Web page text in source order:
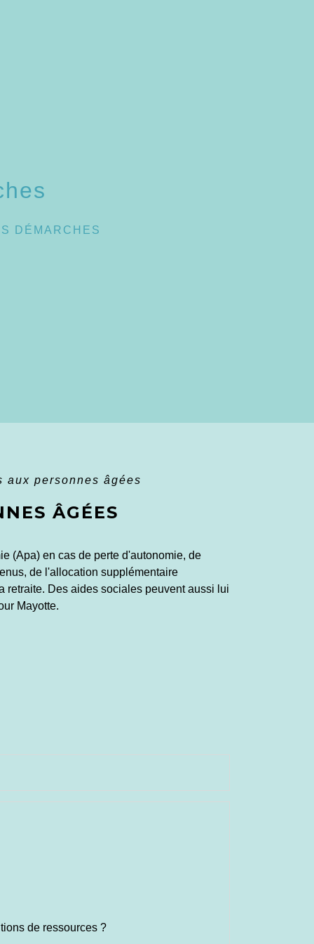
DÉMARCHES
personnes âgées
ÂGÉES
(Apa) en cas de perte d'autonomie, de
de l'allocation supplémentaire
retraite. Des aides sociales peuvent aussi lui
Mayotte.
de ressources ?